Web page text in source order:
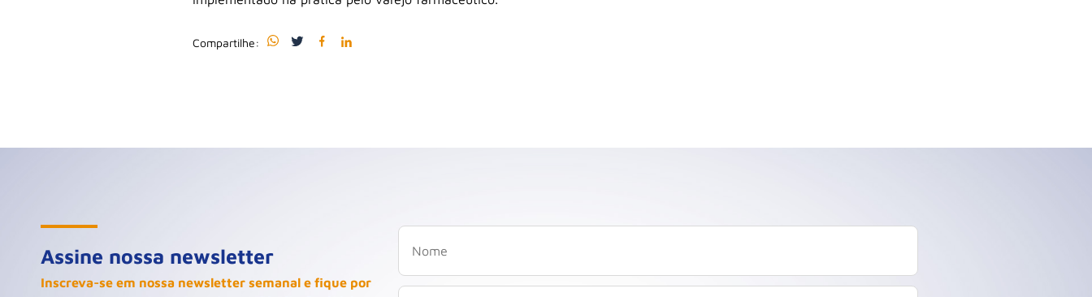
Compartilhe:
Assine nossa newsletter
Inscreva-se em nossa newsletter semanal e fique por